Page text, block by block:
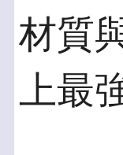
材質
上最